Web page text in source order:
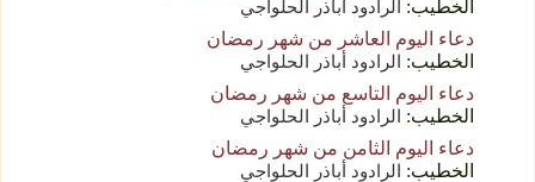
الخطيب: الرادود أباذر الحلواجي
دعاء اليوم العاشر من شهر رمضان
الخطيب: الرادود أباذر الحلواجي
دعاء اليوم التاسع من شهر رمضان
الخطيب: الرادود أباذر الحلواجي
دعاء اليوم الثامن من شهر رمضان
الخطيب: الرادود أباذر الحلواجي